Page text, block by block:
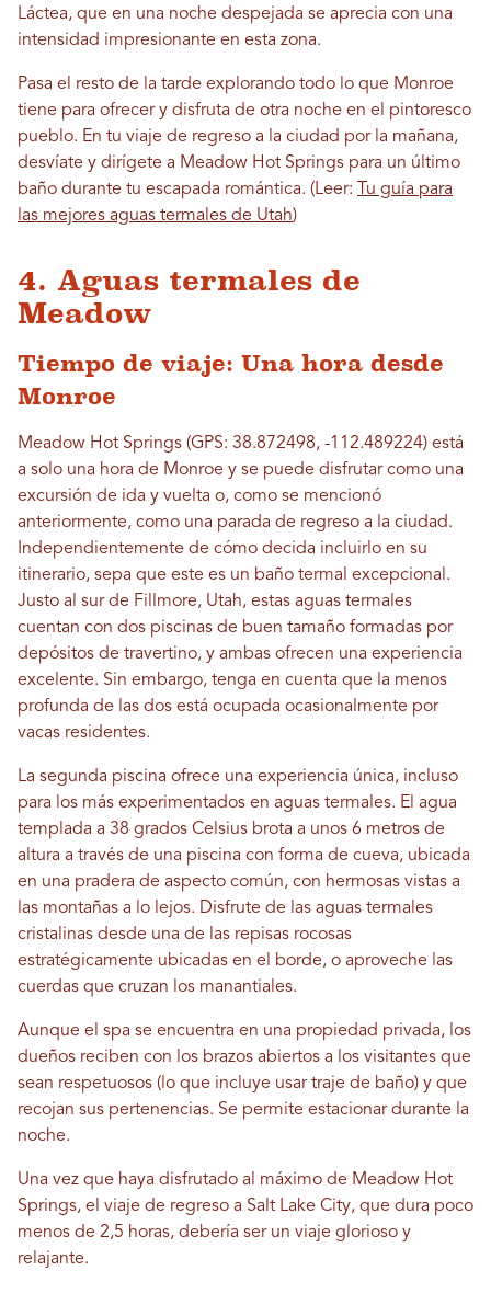
Láctea, que en una noche despejada se aprecia con una
intensidad impresionante en esta zona.
Pasa el resto de la tarde explorando todo lo que Monroe
tiene para ofrecer y disfruta de otra noche en el pintoresco
pueblo. En tu viaje de regreso a la ciudad por la mañana,
desvíate y dirígete a Meadow Hot Springs para un último
baño durante tu escapada romántica. (Leer:
Tu guía para
las mejores aguas termales de Utah)
4. Aguas termales de
Meadow
Tiempo de viaje: Una hora desde
Monroe
Meadow Hot Springs (GPS: 38.872498, -112.489224) está
a solo una hora de Monroe y se puede disfrutar como una
excursión de ida y vuelta o, como se mencionó
anteriormente, como una parada de regreso a la ciudad.
Independientemente de cómo decida incluirlo en su
itinerario, sepa que este es un baño termal excepcional.
Justo al sur de Fillmore, Utah, estas aguas termales
cuentan con dos piscinas de buen tamaño formadas por
depósitos de travertino, y ambas ofrecen una experiencia
excelente. Sin embargo, tenga en cuenta que la menos
profunda de las dos está ocupada ocasionalmente por
vacas residentes.
La segunda piscina ofrece una experiencia única, incluso
para los más experimentados en aguas termales. El agua
templada a 38 grados Celsius brota a unos 6 metros de
altura a través de una piscina con forma de cueva, ubicada
en una pradera de aspecto común, con hermosas vistas a
las montañas a lo lejos. Disfrute de las aguas termales
cristalinas desde una de las repisas rocosas
estratégicamente ubicadas en el borde, o aproveche las
cuerdas que cruzan los manantiales.
Aunque el spa se encuentra en una propiedad privada, los
dueños reciben con los brazos abiertos a los visitantes que
sean respetuosos (lo que incluye usar traje de baño) y que
recojan sus pertenencias. Se permite estacionar durante la
noche.
Una vez que haya disfrutado al máximo de Meadow Hot
Springs, el viaje de regreso a Salt Lake City, que dura poco
menos de 2,5 horas, debería ser un viaje glorioso y
relajante.